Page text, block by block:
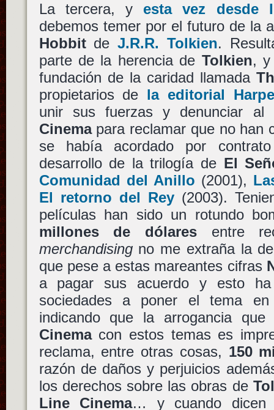
La tercera, y esta vez desde
debemos temer por el futuro de la
HobbitdeJ.R.R. Tolkien.
parte de la herencia de Tolkien, y
fundación de la caridad llamada
propietarios de la editorial
unir sus fuerzas y denunciar
Cinemapara reclamar que no han
se había acordado por
desarrollo de la trilogía de El
Comunidad del Anillo (2001),
El retorno del Rey(2003).
películas han sido un rotundo
millones de dólaresentre
merchandisingno me extraña la
que pese a estas mareantes cifras
a pagar sus acuerdo y esto
sociedades a poner el tema
indicando que la arrogancia
Cinemacon estos temas es
reclama, entre otras cosas, 150
razón de daños y perjuicios
los derechos sobre las obras de
Line Cinema… y cuando